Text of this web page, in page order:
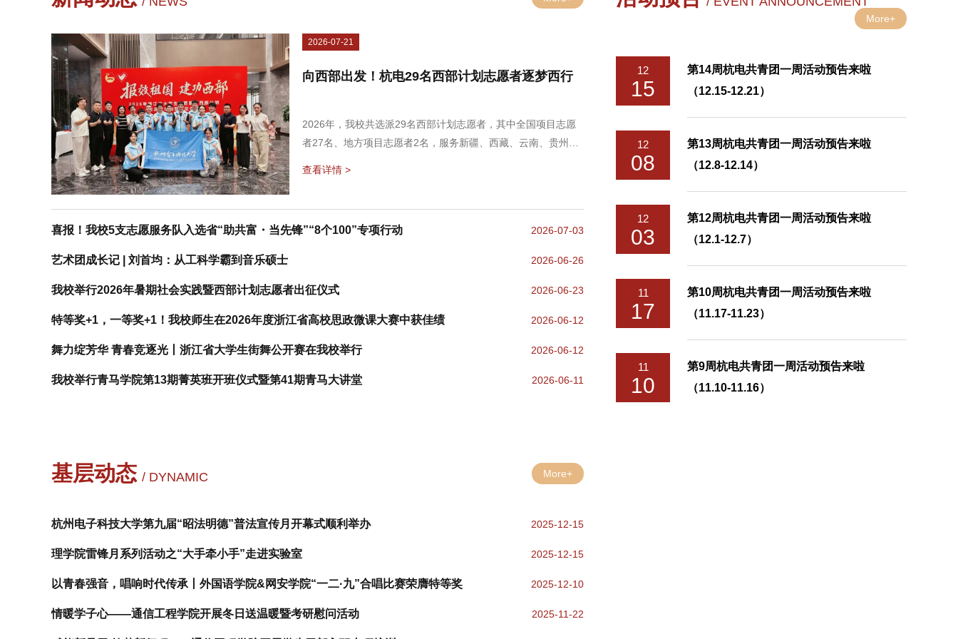
2026-07-21
向西部出发！杭电29名西部计划志愿者逐梦西行
2026年，我校共选派29名西部计划志愿者，其中全国项目志愿
者27名、地方项目志愿者2名，服务新疆、西藏、云南、贵州、
往集中出发报到点看望慰问志愿者。戚明钧对各位同学奔赴祖国
查看详情 >
喜报！我校5支志愿服务队入选省“助共富・当先锋”“8个100”专项行动 2026-07-03
艺术团成长记 | 刘首均：从工科学霸到音乐硕士 2026-06-26
我校举行2026年暑期社会实践暨西部计划志愿者出征仪式 2026-06-23
特等奖+1，一等奖+1！我校师生在2026年度浙江省高校思政微课大赛中获佳绩 2026-06-12
舞力绽芳华 青春竞逐光丨浙江省大学生街舞公开赛在我校举行 2026-06-12
我校举行青马学院第13期菁英班开班仪式暨第41期青马大讲堂 2026-06-11
More+
12
15
第14周杭电共青团一周活动预告来啦
（12.15-12.21）
12
08
第13周杭电共青团一周活动预告来啦
（12.8-12.14）
12
03
第12周杭电共青团一周活动预告来啦
（12.1-12.7）
11
17
第10周杭电共青团一周活动预告来啦
（11.17-11.23）
11
10
第9周杭电共青团一周活动预告来啦
（11.10-11.16）
基层动态 / DYNAMIC More+
杭州电子科技大学第九届“昭法明德”普法宣传月开幕式顺利举办 2025-12-15
理学院雷锋月系列活动之“大手牵小手”走进实验室 2025-12-15
以青春强音，唱响时代传承丨外国语学院&网安学院“一二·九”合唱比赛荣膺特等奖 2025-12-10
情暖学子心——通信工程学院开展冬日送温暖暨考研慰问活动 2025-11-22